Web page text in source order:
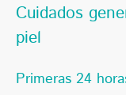
Cuidados
piel
Primeras 24